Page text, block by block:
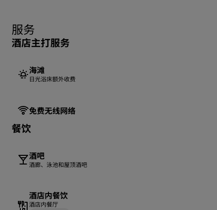
服务
酒店主打服务
海滩
日光浴床额外收费
免费无线网络
餐饮
酒吧
酒廊、泳池和屋顶酒吧
酒店内餐饮
酒店内餐厅